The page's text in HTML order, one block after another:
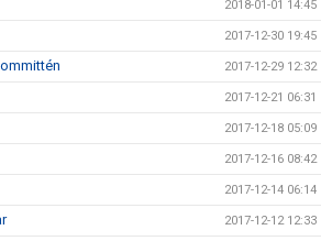
2018-01-01 14:45
2017-12-30 19:45
2017-12-29 12:32
2017-12-21 06:31
2017-12-18 05:09
2017-12-16 08:42
2017-12-14 06:14
2017-12-12 12:33